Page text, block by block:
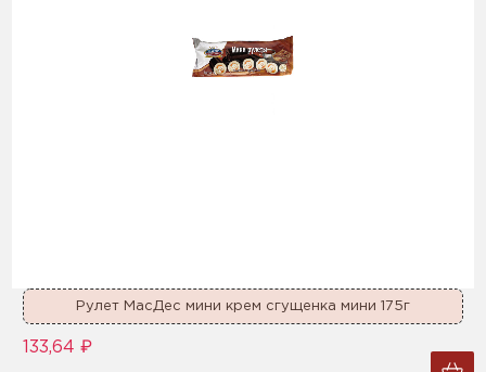
Рулет МасДес мини крем сгущенка мини 175г
133,64 ₽